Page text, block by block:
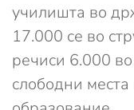
училишта во
17.000 се во
речиси 6.000
слободни